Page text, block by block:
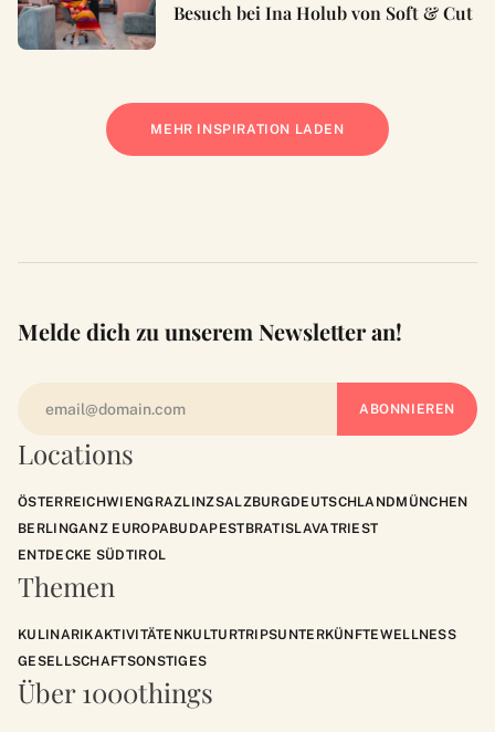
Besuch bei Ina Holub von Soft & Cut
MEHR INSPIRATION LADEN
Locations
ÖSTERREICHWIENGRAZLINZSALZBURGDEUTSCHLANDMÜNCHEN
BERLINGANZ EUROPABUDAPESTBRATISLAVATRIEST
ENTDECKE SÜDTIROL
Themen
KULINARIKAKTIVITÄTENKULTURTRIPSUNTERKÜNFTEWELLNESS
GESELLSCHAFTSONSTIGES
Über 1000things
Melde dich zu unserem Newsletter an!